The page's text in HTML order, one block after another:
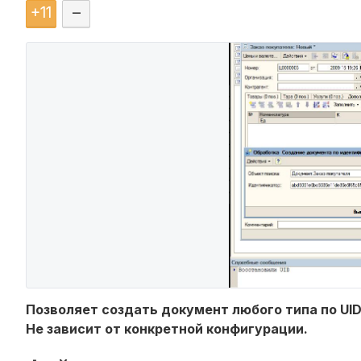
+11 –
Позволяет создать документ любого типа по
Не зависит от конкретной конфигурации.